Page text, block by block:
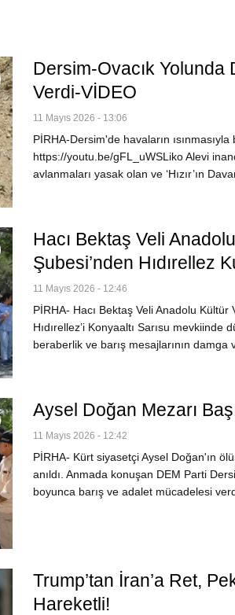
Dersim-Ovacık Yolunda
Verdi-VİDEO
11 Mayıs 2026 - 13:06
PİRHA-Dersim'de havaların
https://youtu.be/gFL_uWSLiko Alevi
avlanmaları yasak olan ve ‘Hızır’ın
Hacı Bektaş Veli
Şubesi’nden Hıdırellez
11 Mayıs 2026 - 12:46
PİRHA- Hacı Bektaş Veli Anadolu Kültür
Hıdırellez’i Konyaaltı Sarısu mevkiinde
beraberlik ve barış mesajlarının damga
Aysel Doğan Mezarı
11 Mayıs 2026 - 12:42
PİRHA- Kürt siyasetçi Aysel Doğan'ın
anıldı. Anmada konuşan DEM Parti
boyunca barış ve adalet mücadelesi
Trump’tan İran’a Ret,
Hareketli!